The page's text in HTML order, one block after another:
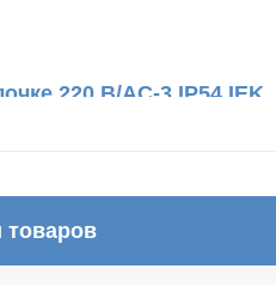
220 В/АС-3 IP54 IEK
товаров